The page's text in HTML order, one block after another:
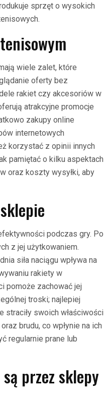
sprzęt o wysokich
wiele zalet, które
oferty bez
rakiet czy akcesoriów w
atrakcyjne promocje
zakupy online
internetowych
korzystać z opinii innych
pamiętać o kilku aspektach
oraz koszty wysyłki, aby
podczas gry. Po
z jej użytkowaniem.
siła naciągu wpływa na
rakiety w
pomoże zachować jej
troski; najlepiej
straciły swoich właściwości
brudu, co wpłynie na ich
regularnie prane lub
przez sklepy